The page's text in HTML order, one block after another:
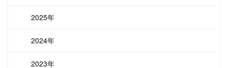
2025年
2024年
2023年